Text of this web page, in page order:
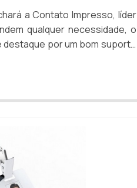
a Contato Impresso, líder
qualquer necessidade, o
por um bom suporte
o cliente encontrará
DETALHES